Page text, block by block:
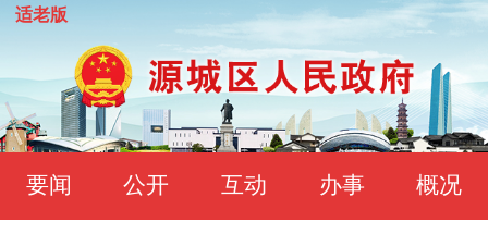
适老版
要闻 公开 互动 办事 概况